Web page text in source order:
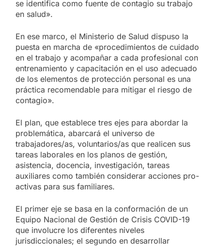
se identifica como fuente de contagio su trabajo
en salud».
En ese marco, el Ministerio de Salud dispuso la
puesta en marcha de «procedimientos de cuidado
en el trabajo y acompañar a cada profesional con
entrenamiento y capacitación en el uso adecuado
de los elementos de protección personal es una
práctica recomendable para mitigar el riesgo de
contagio».
El plan, que establece tres ejes para abordar la
problemática, abarcará el universo de
trabajadores/as, voluntarios/as que realicen sus
tareas laborales en los planos de gestión,
asistencia, docencia, investigación, tareas
auxiliares como también considerar acciones pro-
activas para sus familiares.
El primer eje se basa en la conformación de un
Equipo Nacional de Gestión de Crisis COVID-19
que involucre los diferentes niveles
jurisdiccionales; el segundo en desarrollar